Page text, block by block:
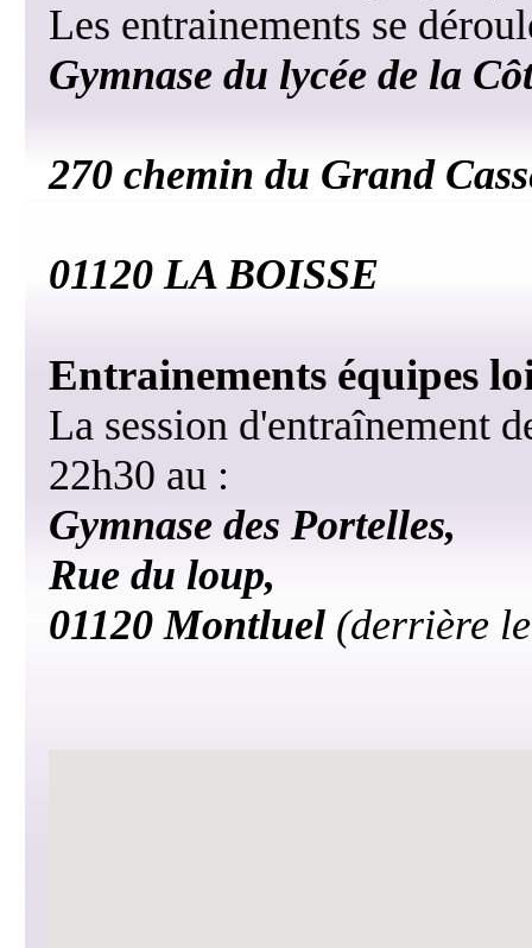
Les entrainements se
Gymnase du lycée de la
270 chemin du Grand
01120 LA BOISSE
Entrainements équipes
La session d'entraînement
22h30 au :
Gymnase des Portelles,
Rue du loup,
01120 Montluel(derrière